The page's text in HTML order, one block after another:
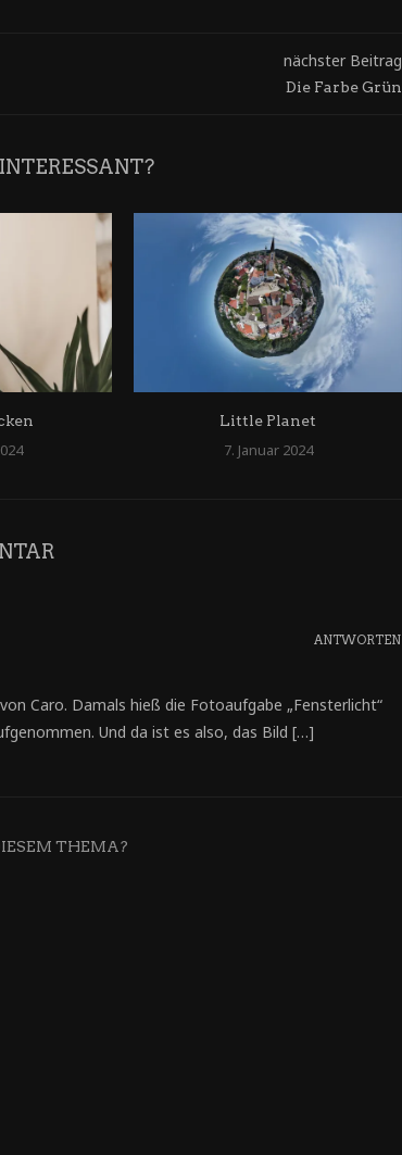
nächster Beitrag
Die Farbe Grün
Little Planet
7. Januar 2024
Caro. Damals hieß die Fotoaufgabe „Fensterlicht“
Und da ist es also, das Bild […]
ANTWORTEN
THEMA?